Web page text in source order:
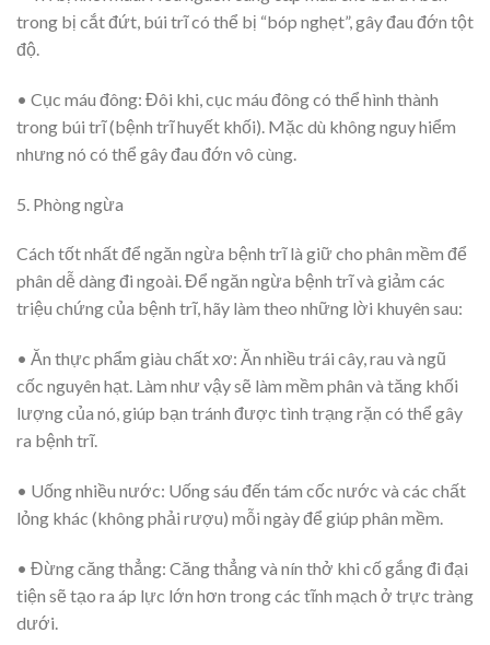
trong bị cắt đứt, búi trĩ có thể bị “bóp nghẹt”, gây đau đớn tột
độ.
• Cục máu đông: Đôi khi, cục máu đông có thể hình thành
trong búi trĩ (bệnh trĩ huyết khối). Mặc dù không nguy hiểm
nhưng nó có thể gây đau đớn vô cùng.
5. Phòng ngừa
Cách tốt nhất để ngăn ngừa bệnh trĩ là giữ cho phân mềm để
phân dễ dàng đi ngoài. Để ngăn ngừa bệnh trĩ và giảm các
triệu chứng của bệnh trĩ, hãy làm theo những lời khuyên sau:
• Ăn thực phẩm giàu chất xơ: Ăn nhiều trái cây, rau và ngũ
cốc nguyên hạt. Làm như vậy sẽ làm mềm phân và tăng khối
lượng của nó, giúp bạn tránh được tình trạng rặn có thể gây
ra bệnh trĩ.
• Uống nhiều nước: Uống sáu đến tám cốc nước và các chất
lỏng khác (không phải rượu) mỗi ngày để giúp phân mềm.
• Đừng căng thẳng: Căng thẳng và nín thở khi cố gắng đi đại
tiện sẽ tạo ra áp lực lớn hơn trong các tĩnh mạch ở trực tràng
dưới.